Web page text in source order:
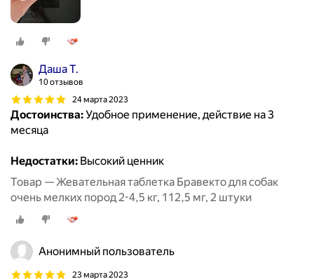
Даша Т.
10 отзывов
24 марта 2023
Достоинства:Удобное применение, действие на 3
месяца
Недостатки: Высокий ценник
Товар — Жевательная таблетка Бравекто для собак
очень мелких пород 2-4,5 кг, 112,5 мг, 2 штуки
Анонимный пользователь
23 марта 2023